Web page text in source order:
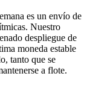
es un envío de
Nuestro
despliegue de
moneda estable
tanto que se
a flote.